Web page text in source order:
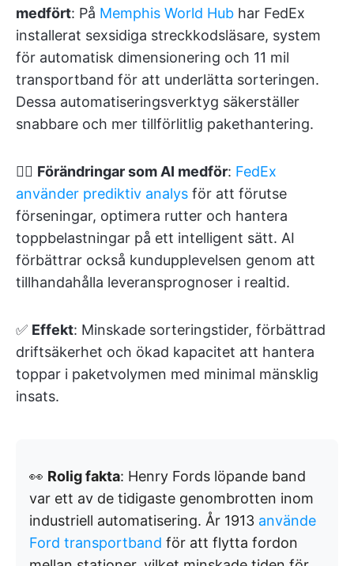
medfört: På Memphis World Hub har FedEx
installerat sexsidiga streckkodsläsare, system
för automatisk dimensionering och 11 mil
transportband för att underlätta sorteringen.
Dessa automatiseringsverktyg säkerställer
snabbare och mer tillförlitlig pakethantering.
👉🏽 Förändringar som AI medför: FedEx
använder prediktiv analys för att förutse
förseningar, optimera rutter och hantera
toppbelastningar på ett intelligent sätt. AI
förbättrar också kundupplevelsen genom att
tillhandahålla leveransprognoser i realtid.
✅ Effekt: Minskade sorteringstider, förbättrad
driftsäkerhet och ökad kapacitet att hantera
toppar i paketvolymen med minimal mänsklig
insats.
👀 Rolig fakta: Henry Fords löpande band
var ett av de tidigaste genombrotten inom
industriell automatisering. År 1913 använde
Ford transportband för att flytta fordon